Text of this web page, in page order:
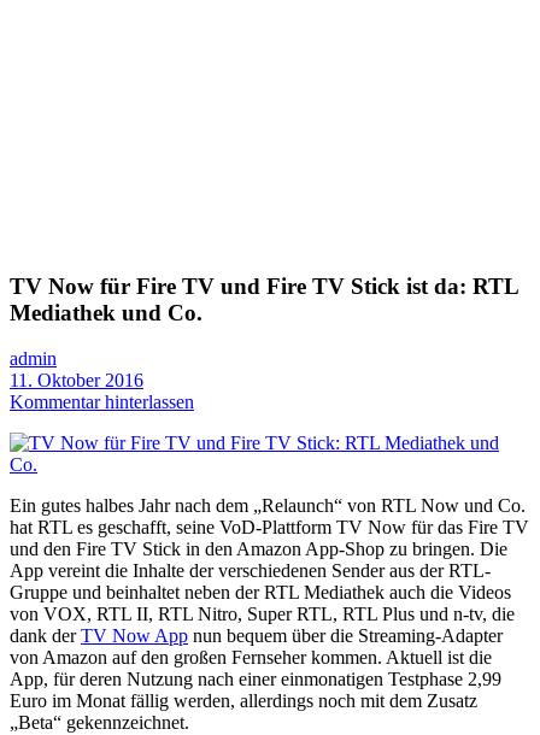
TV Now für Fire TV und Fire TV Stick ist da: RTL
Mediathek und Co.
admin
11. Oktober 2016
Kommentar hinterlassen
Ein gutes halbes Jahr nach dem „Relaunch“ von RTL Now und Co.
hat RTL es geschafft, seine VoD-Plattform TV Now für das Fire TV
und den Fire TV Stick in den Amazon App-Shop zu bringen. Die
App vereint die Inhalte der verschiedenen Sender aus der RTL-
Gruppe und beinhaltet neben der RTL Mediathek auch die Videos
von VOX, RTL II, RTL Nitro, Super RTL, RTL Plus und n-tv, die
dank derTV Now App nun bequem über die Streaming-Adapter
von Amazon auf den großen Fernseher kommen. Aktuell ist die
App, für deren Nutzung nach einer einmonatigen Testphase 2,99
Euro im Monat fällig werden, allerdings noch mit dem Zusatz
„Beta“ gekennzeichnet.